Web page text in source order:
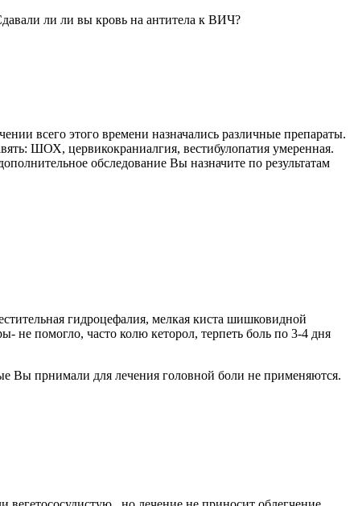
ли ли вы кровь на антитела к ВИЧ?
всего этого времени назначались различные препараты.
ШОХ, цервикокраниалгия, вестибулопатия умеренная.
обследование Вы назначите по результатам
гидроцефалия, мелкая киста шишковидной
не помогло, часто колю кеторол, терпеть боль по 3-4 дня
Вы прнимали для лечения головной боли не применяются.